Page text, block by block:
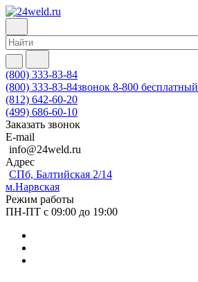
(800) 333-83-84
(800) 333-83-84звонок 8-800 бесплатный
(812) 642-60-20
(499) 686-60-10
Заказать звонок
E-mail
info@24weld.ru
Адрес
СПб, Балтийская 2/14
м.Нарвская
Режим работы
ПН-ПТ с 09:00 до 19:00